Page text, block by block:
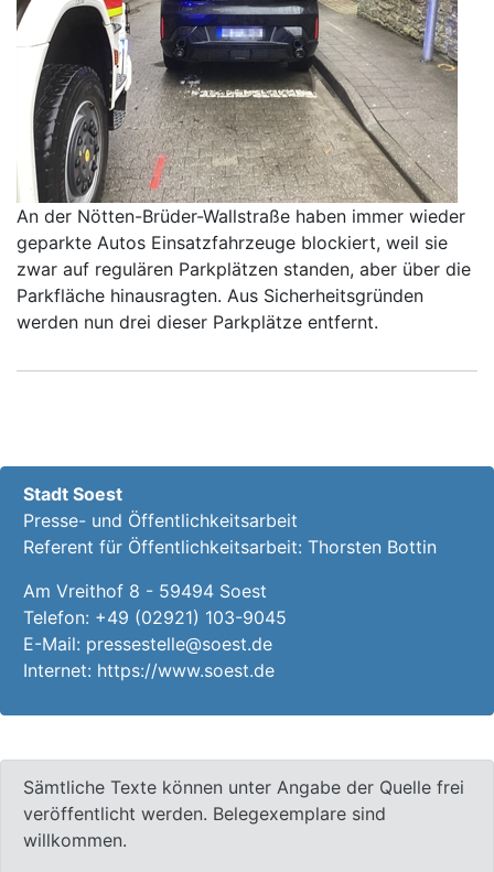
An der Nötten-Brüder-Wallstraße haben immer wieder
geparkte Autos Einsatzfahrzeuge blockiert, weil sie
zwar auf regulären Parkplätzen standen, aber über die
Parkfläche hinausragten. Aus Sicherheitsgründen
werden nun drei dieser Parkplätze entfernt.
Stadt Soest
Presse- und Öffentlichkeitsarbeit
Referent für Öffentlichkeitsarbeit: Thorsten Bottin
Am Vreithof 8 - 59494 Soest
Telefon: +49 (02921) 103-9045
E-Mail: pressestelle@soest.de
Internet: https://www.soest.de
Sämtliche Texte können unter Angabe der Quelle frei
veröffentlicht werden. Belegexemplare sind
willkommen.